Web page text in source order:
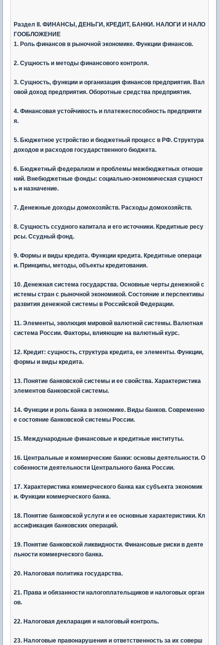
Раздел II. ФИНАНСЫ, ДЕНЬГИ, КРЕДИТ, БАНКИ. НАЛОГИ И НАЛО
ГООБЛОЖЕНИЕ
1. Роль финансов в рыночной экономике. Функции финансов.
2. Сущность и методы финансового контроля.
3. Сущность, функции и организация финансов предприятия. Вал
овой доход предприятия. Оборотные средства предприятия.
4. Финансовая устойчивость и платежеспособность предприяти
я.
5. Бюджетное устройство и бюджетный процесс в РФ. Структура
доходов и расходов государственного бюджета.
6. Бюджетный федерализм и проблемы межбюджетных отноше
ний. Внебюджетные фонды: социально-экономическая сущност
ь и назначение.
7. Денежные доходы домохозяйств. Расходы домохозяйств.
8. Сущность ссудного капитала и его источники. Кредитные ресу
рсы. Ссудный фонд.
9. Формы и виды кредита. Функции кредита. Кредитные операци
и. Принципы, методы, объекты кредитования.
10. Денежная система государства. Основные черты денежной с
истемы стран с рыночной экономикой. Состояние и перспективы
развития денежной системы в Российской Федерации.
11. Элементы, эволюция мировой валютной системы. Валютная
система России. Факторы, влияющие на валютный курс.
12. Кредит: сущность, структура кредита, ее элементы. Функции,
формы и виды кредита.
13. Понятие банковской системы и ее свойства. Характеристика
элементов банковской системы.
14. Функции и роль банка в экономике. Виды банков. Современно
е состояние банковской системы России.
15. Международные финансовые и кредитные институты.
16. Центральные и коммерческие банки: основы деятельности. О
собенности деятельности Центрального банка России.
17. Характеристика коммерческого банка как субъекта экономик
и. Функции коммерческого банка.
18. Понятие банковской услуги и ее основные характеристики. Кл
ассификация банковских операций.
19. Понятие банковской ликвидности. Финансовые риски в деяте
льности коммерческого банка.
20. Налоговая политика государства.
21. Права и обязанности налогоплательщиков и налоговых орган
ов.
22. Налоговая декларация и налоговый контроль.
23. Налоговые правонарушения и ответственность за их соверш